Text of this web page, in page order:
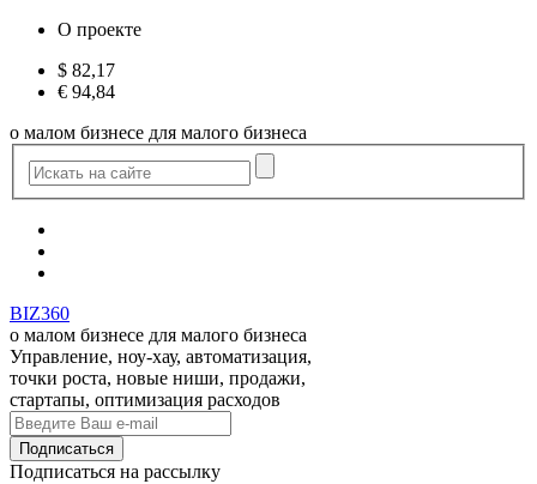
О проекте
$ 82,17
€ 94,84
о малом бизнесе для малого бизнеса
BIZ360
о малом бизнесе для малого бизнеса
Управление, ноу-хау, автоматизация,
точки роста, новые ниши, продажи,
стартапы, оптимизация расходов
Подписаться на рассылку